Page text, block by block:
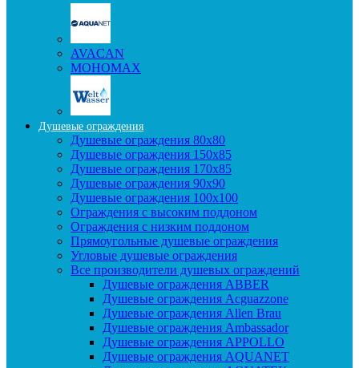
AVACAN
МОНОМАХ
Душевые ограждения
Душевые ограждения 80x80
Душевые ограждения 150x85
Душевые ограждения 170x85
Душевые ограждения 90x90
Душевые ограждения 100x100
Ограждения с высоким поддоном
Ограждения с низким поддоном
Прямоугольные душевые ограждения
Угловые душевые ограждения
Все производители душевых ограждений
Душевые ограждения ABBER
Душевые ограждения Acguazzone
Душевые ограждения Allen Brau
Душевые ограждения Ambassador
Душевые ограждения APPOLLO
Душевые ограждения AQUANET